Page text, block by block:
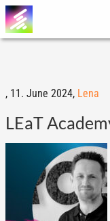
, 11. June 2024, Lena
LEaT